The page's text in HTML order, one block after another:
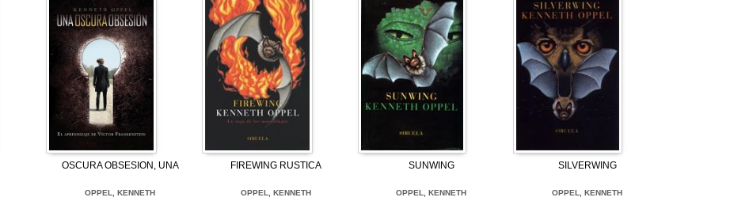
OSCURA OBSESION, UNA
OPPEL, KENNETH
FIREWING RUSTICA
OPPEL, KENNETH
SUNWING
OPPEL, KENNETH
SILVERWING
OPPEL, KENNETH